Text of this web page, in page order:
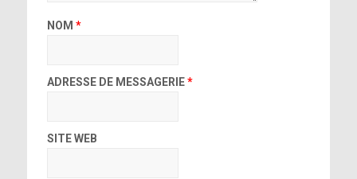
NOM *
ADRESSE DE MESSAGERIE*
SITE WEB